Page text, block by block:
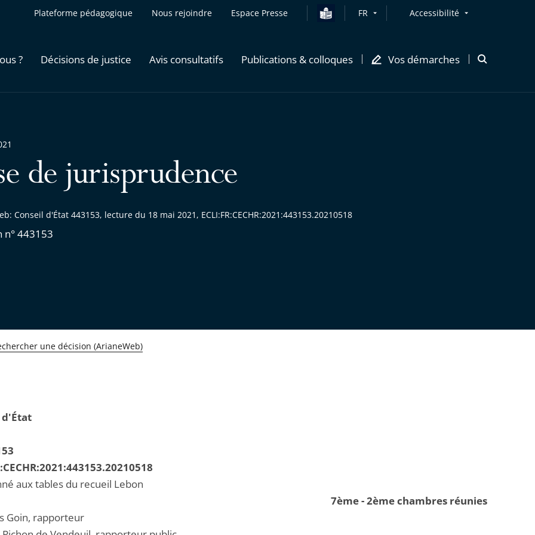
Plateforme pédagogique Nous rejoindre Espace Presse FR Accessibilité
? Décisions de justice Avis consultatifs Publications & colloques Vos démarches
Ouvrir
de jurisprudence
Conseil d'État 443153, lecture du 18 mai 2021, ECLI:FR:CECHR:2021:443153.20210518
n° 443153
une décision (ArianeWeb)
d'État
aux tables du recueil Lebon
7ème - 2ème chambres réunies
Goin, rapporteur